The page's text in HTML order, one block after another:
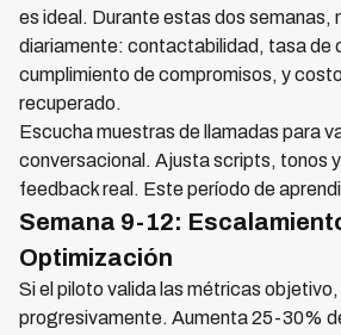
es ideal. Durante estas dos semanas,
diariamente: contactabilidad, tasa de
cumplimiento de compromisos, y
recuperado.
Escucha muestras de llamadas para
conversacional. Ajusta scripts, tonos
feedback real. Este período de
Semana 9-12:
Optimización
Si el piloto valida las métricas
progresivamente. Aumenta 25-30%